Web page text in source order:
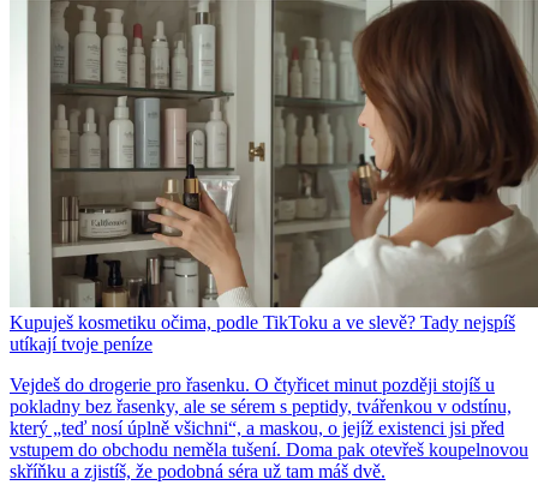
Kupuješ kosmetiku očima, podle TikToku a ve slevě? Tady nejspíš
utíkají tvoje peníze
Vejdeš do drogerie pro řasenku. O čtyřicet minut později stojíš u
pokladny bez řasenky, ale se sérem s peptidy, tvářenkou v odstínu,
který „teď nosí úplně všichni“, a maskou, o jejíž existenci jsi před
vstupem do obchodu neměla tušení. Doma pak otevřeš koupelnovou
skříňku a zjistíš, že podobná séra už tam máš dvě.